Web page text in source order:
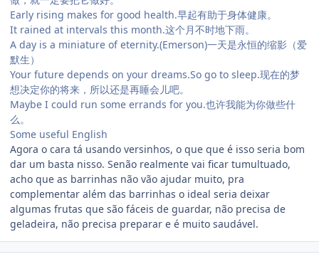
Early rising makes for good health.早起有助于身体健康。
It rained at intervals this month.这个月不时地下雨。
A day is a miniature of eternity.(Emerson)一天是永恒的缩影（爱
默生）
Your future depends on your dreams.So go to sleep.现在的梦
想决定你的将来，所以还是再睡会儿吧。
Maybe I could run some errands for you.也许我能为你做些什
么。
Some useful English
Agora o cara tá usando versinhos, o que que é isso seria bom
dar um basta nisso. Senão realmente vai ficar tumultuado,
acho que as barrinhas não vão ajudar muito, pra
complementar além das barrinhas o ideal seria deixar
algumas frutas que são fáceis de guardar, não precisa de
geladeira, não precisa preparar e é muito saudável.